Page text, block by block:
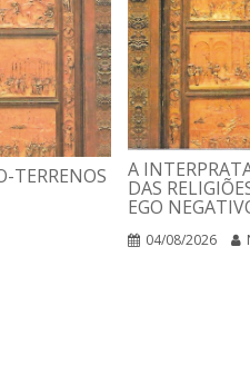
TERRENOS A
DAS
EGO
04/08/2026